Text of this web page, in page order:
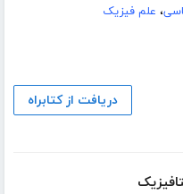
، علم فیزیک
دریافت از کتابراه